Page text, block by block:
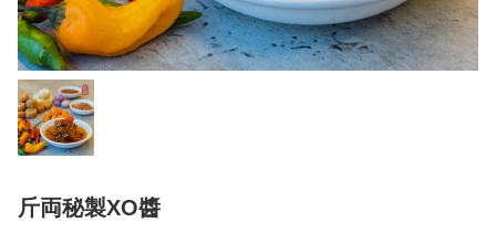
斤両秘製XO醬